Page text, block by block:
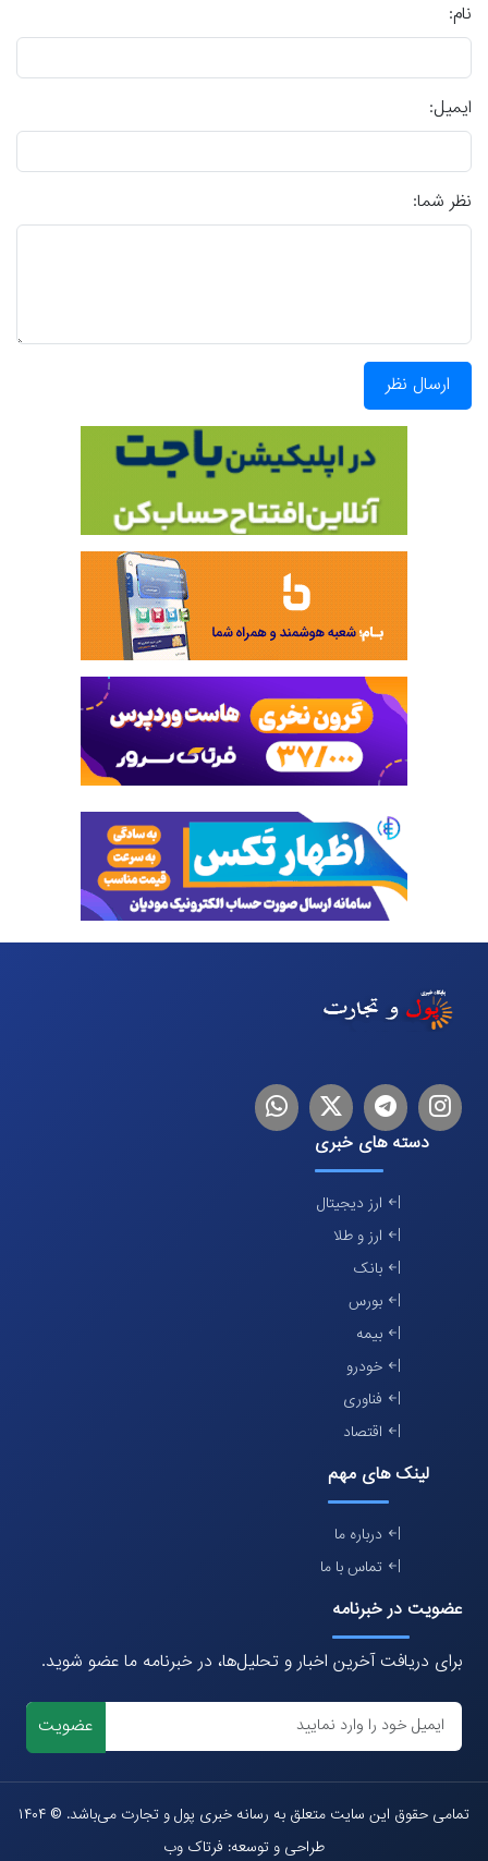
نام:
ایمیل:
نظر شما:
ارسال نظر
اینستاگرام
تلگرام توییترلینکدین
دسته های خبری
ارز دیجیتال
ارز و طلا
بانک
بورس
بیمه
خودرو
فناوری
اقتصاد
لینک های مهم
درباره ما
تماس با ما
عضویت در خبرنامه
برای دریافت آخرین اخبار و تحلیل‌ها، در خبرنامه ما عضو شوید.
عضویت
تمامی حقوق این سایت متعلق به رسانه خبری پول و تجارت می‌باشد. © ۱۴۰۴
طراحی و توسعه: فرتاک وب